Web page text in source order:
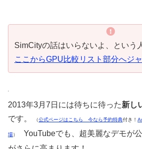
SimCityの話はいらないよ、という
ここからGPU比較リスト部分へジ
2013年3月7日には待ちに待った新し
です。
（公式ページはこちら 今なら予約特典付き！
場）
YouTubeでも、超美麗なデモが